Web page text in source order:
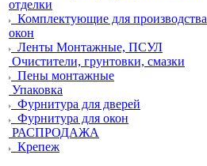
отделки
Комплектующие для производства
окон
Ленты Монтажные, ПСУЛ
Очистители, грунтовки, смазки
Пены монтажные
Упаковка
Фурнитура для дверей
Фурнитура для окон
РАСПРОДАЖА
Крепеж